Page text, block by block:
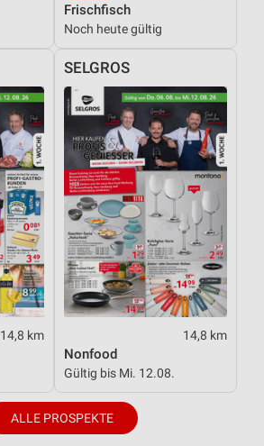
Frischfisch
Noch heute gültig
14,8 km
SELGROS
14,8 km
Nonfood
Gültig bis Mi. 12.08.
ALLE PROSPEKTE